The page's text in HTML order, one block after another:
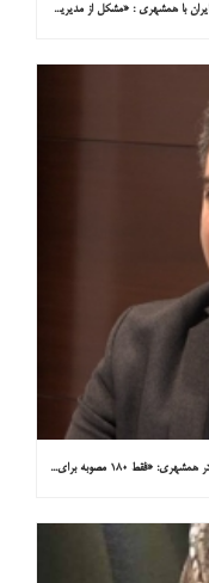
گفتگوی ویژه روز بدون کیسه پلاستیکی دبیر فدراسیون صنایع بازیافت ایران با همشهری : «مشکل از مدیریت پسماند پلاستیکی است، نه کیسه پلاستیکی»
یادداشت ویژه هفته محیط‌زیست رئیس فدراسیون صنایع بازیافت ایران در همشهری: «فقط ۱۸۰ مصوبه برای خارج کردن خودروهای فرسوده از خیابان‌ها»